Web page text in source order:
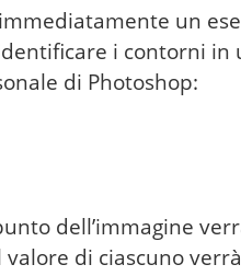
un
i contorni in
di Photoshop:
dell’immagine
valore di ciascuno